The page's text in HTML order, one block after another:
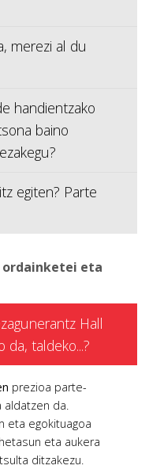
merezi al du
handientzako
baino
egiten? Parte
ordainketei eta
Hall
da, taldeko...?
prezioa parte-
aldatzen da.
eta egokituagoa
eta aukera
ditzakezu.